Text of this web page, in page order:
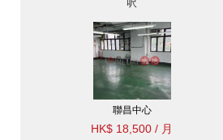
呎
聯昌中心
HK$ 18,500 / 月